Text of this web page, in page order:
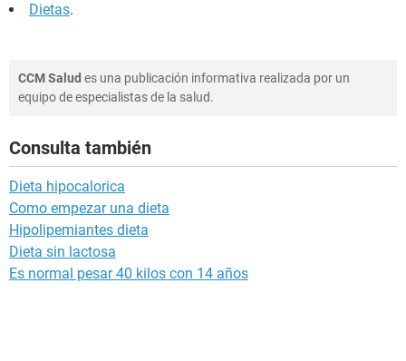
Dietas.
CCM Salud es una publicación informativa realizada por un
equipo de especialistas de la salud.
Consulta también
Dieta hipocalorica
Como empezar una dieta
Hipolipemiantes dieta
Dieta sin lactosa
Es normal pesar 40 kilos con 14 años